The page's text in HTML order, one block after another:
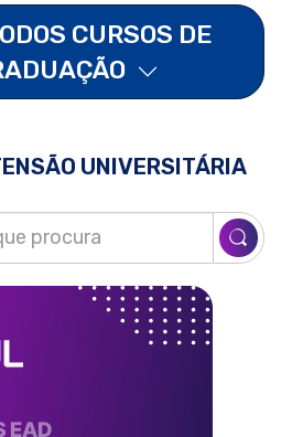
CURSOS DE
UNIVERSITÁRIA